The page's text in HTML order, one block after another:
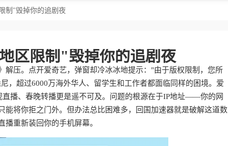
制"毁掉你的追剧夜
区限制"毁掉你的追剧夜
压。点开爱奇艺，弹窗却冷冰冰地提示："由于版权限制，您所
，超过6000万海外华人、留学生和工作者都面临同样的困境。爱
播、春晚转播更是遥不可及。问题的根源在于IP地址——你的网
将你拒之门外。但办法总比困难多，回国加速器就是破解这道数
重新装回你的手机屏幕。